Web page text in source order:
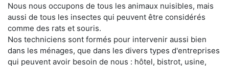
Nous nous occupons de tous les animaux nuisibles, mais
aussi de tous les insectes qui peuvent être considérés
comme des rats et souris.
Nos techniciens sont formés pour intervenir aussi bien
dans les ménages, que dans les divers types d'entreprises
qui peuvent avoir besoin de nous : hôtel, bistrot, usine,